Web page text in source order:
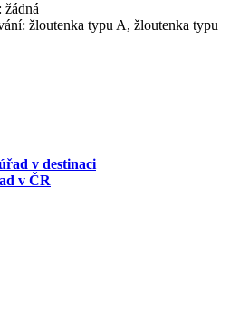
žloutenka typu A, žloutenka typu
v destinaci
v ČR